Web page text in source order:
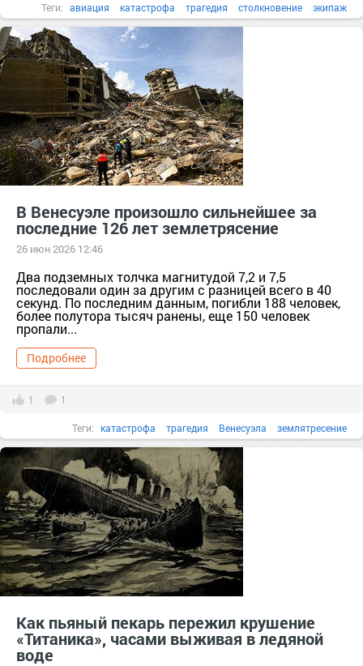
Теги: авиация катастрофа трагедия столкновение экипаж
В Венесуэле произошло сильнейшее за
последние 126 лет землетрясение
26 июн 2026 12:46
Два подземных толчка магнитудой 7,2 и 7,5
последовали один за другим с разницей всего в 40
секунд. По последним данным, погибли 188 человек,
более полутора тысяч ранены, еще 150 человек
пропали...
Подробнее
1 1
Теги: катастрофа трагедия Венесуэла землятресение
Как пьяный пекарь пережил крушение
«Титаника», часами выживая в ледяной
воде